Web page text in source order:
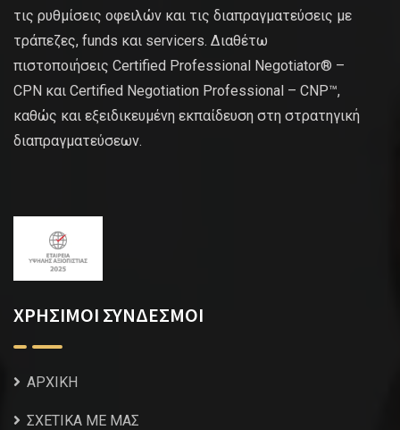
τις ρυθμίσεις οφειλών και τις διαπραγματεύσεις με
τράπεζες, funds και servicers. Διαθέτω
πιστοποιήσεις Certified Professional Negotiator® –
CPN και Certified Negotiation Professional – CNP™,
καθώς και εξειδικευμένη εκπαίδευση στη στρατηγική
διαπραγματεύσεων.
ΧΡΗΣΙΜΟΙ ΣΥΝΔΕΣΜΟΙ
ΑΡΧΙΚΗ
ΣΧΕΤΙΚΑ ΜΕ ΜΑΣ